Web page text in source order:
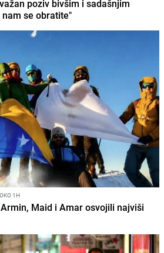
poziv bivšim i sadašnjim
se obratite"
1H
Maid i Amar osvojili najviši